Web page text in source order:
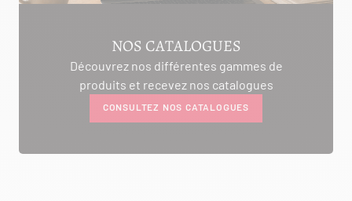
AMBIANCE CHEMINEE
ROUTE DE LAUSANNE
A L'AMBOUCHI
LA CLUSE ET MIJOUX 25300
NOS CATALOGUES
Découvrez nos différentes gammes de
produits et recevez nos catalogues
CONSULTEZ NOS CATALOGUES